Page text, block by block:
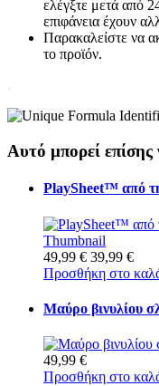
ελέγξτε μετά από
επιφάνεια έχουν
Παρακαλείστε να
το προϊόν.
.
Αυτό μπορεί επίσης
PlaySheet™ από
49,99 € 39,99 €
Προσθήκη στο
Μαύρο βινυλίου
49,99 €
Προσθήκη στο